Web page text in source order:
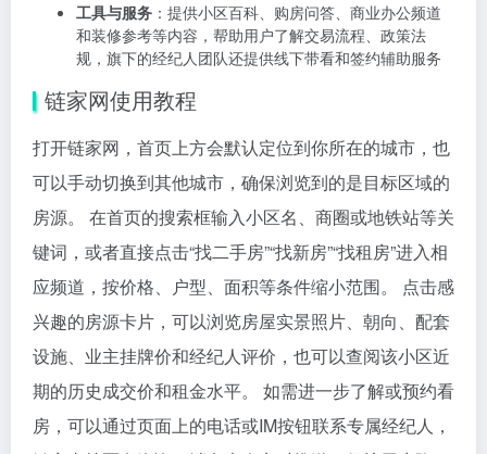
工具与服务 ：提供小区百科、购房问答、商业办公频道
和装修参考等内容，帮助用户了解交易流程、政策法
规，旗下的经纪人团队还提供线下带看和签约辅助服务
链家网使用教程
打开链家网，首页上方会默认定位到你所在的城市，也
可以手动切换到其他城市，确保浏览到的是目标区域的
房源。 在首页的搜索框输入小区名、商圈或地铁站等关
键词，或者直接点击“找二手房”“找新房”“找租房”进入相
应频道，按价格、户型、面积等条件缩小范围。 点击感
兴趣的房源卡片，可以浏览房屋实景照片、朝向、配套
设施、业主挂牌价和经纪人评价，也可以查阅该小区近
期的历史成交价和租金水平。 如需进一步了解或预约看
房，可以通过页面上的电话或IM按钮联系专属经纪人，